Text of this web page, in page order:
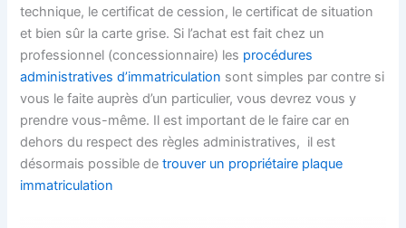
technique, le certificat de cession, le certificat de situation
et bien sûr la carte grise. Si l’achat est fait chez un
professionnel (concessionnaire) les procédures
administratives d’immatriculation sont simples par contre si
vous le faite auprès d’un particulier, vous devrez vous y
prendre vous-même. Il est important de le faire car en
dehors du respect des règles administratives, il est
désormais possible detrouver un propriétaire plaque
immatriculation